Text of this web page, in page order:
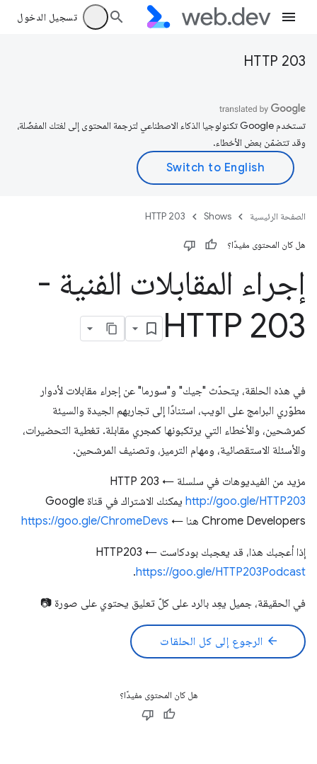
تسجيل الدخول
HTTP 203
تستخدم Google تكنولوجيا الذكاء الاصطناعي لترجمة المحتوى إلى لغتك المفضّلة،
وقد تتضمّن بعض الأخطاء.
الصفحة الرئيسية Shows
HTTP 203
هل كان المحتوى مفيدًا؟
إجراء المقابلات الفنية -
HTTP 203
في هذه الحلقة، يتحدّث "جيك" و"سورما" عن إجراء مقابلات لأدوار
مطوّري البرامج على الويب، استنادًا إلى تجاربهم الجيدة والسيئة
كمرشحين، والأخطاء التي يرتكبونها كمجري مقابلة. تغطية التحضيرات،
والأسئلة الاستقصائية، ومهام الترميز، وتصنيف المرشحين.
مزيد من الفيديوهات في سلسلة HTTP 203 ←
http://goo.gle/HTTP203
يمكنك الاشتراك في قناة Google
Chrome Developers هنا ←
https://goo.gle/ChromeDevs
إذا أعجبك هذا، قد يعجبك بودكاست HTTP203 ←
https://goo.gle/HTTP203Podcast
.
في الحقيقة، جميل يعِد بالرد على كلّ تعليق يحتوي على صورة 📷
arrow_back الرجوع إلى كل الحلقات
هل كان المحتوى مفيدًا؟